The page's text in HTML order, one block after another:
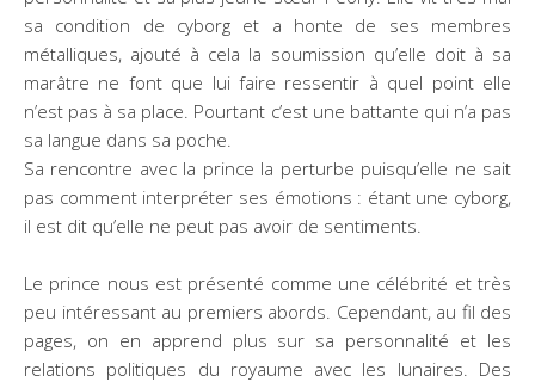
sa condition de cyborg et a honte de ses membres
métalliques, ajouté à cela la soumission qu’elle doit à sa
marâtre ne font que lui faire ressentir à quel point elle
n’est pas à sa place. Pourtant c’est une battante qui n’a pas
sa langue dans sa poche.
Sa rencontre avec la prince la perturbe puisqu’elle ne sait
pas comment interpréter ses émotions : étant une cyborg,
il est dit qu’elle ne peut pas avoir de sentiments.
Le prince nous est présenté comme une célébrité et très
peu intéressant au premiers abords. Cependant, au fil des
pages, on en apprend plus sur sa personnalité et les
relations politiques du royaume avec les lunaires. Des